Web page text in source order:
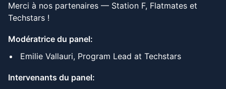
Merci à nos partenaires — Station F, Flatmates et
Techstars !
Modératrice du panel:
Emilie Vallauri, Program Lead at Techstars
Intervenants du panel: